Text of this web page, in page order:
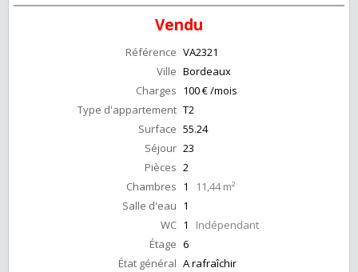
Vendu
Référence VA2321
Ville Bordeaux
Charges 100 € /mois
Type d'appartement T2
Surface 55.24
Séjour 23
Pièces 2
Chambres 1
11,44 m²
Salle d'eau 1
WC 1 Indépendant
Étage 6
État général A rafraîchir